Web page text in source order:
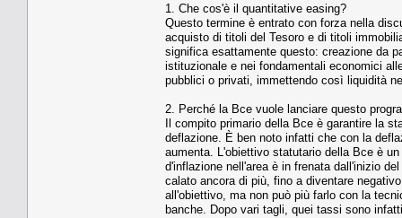
1. Che cos'è il quantitative easing?
Questo termine è entrato con forza nella
acquisto di titoli del Tesoro e di titoli
significa esattamente questo: creazione da
istituzionale e nei fondamentali economici
pubblici o privati, immettendo così liquidità
2. Perché la Bce vuole lanciare questo
Il compito primario della Bce è garantire la
deflazione. È ben noto infatti che con la
aumenta. L'obiettivo statutario della Bce è
d'inflazione nell'area è in frenata dall'inizio
calato ancora di più, fino a diventare
all'obiettivo, ma non può più farlo con la
banche. Dopo vari tagli, quei tassi sono